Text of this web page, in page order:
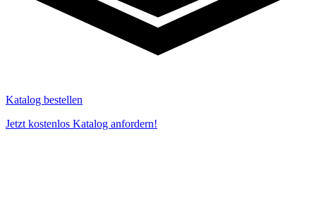
Katalog bestellen
Jetzt kostenlos Katalog anfordern!